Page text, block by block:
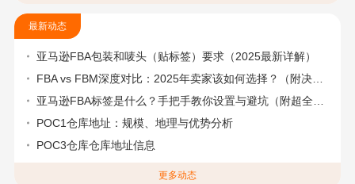
最新动态
亚马逊FBA包装和唛头（贴标签）要求（2025最新详解）
FBA vs FBM深度对比：2025年卖家该如何选择？（附决策流程图）
亚马逊FBA标签是什么？手把手教你设置与避坑（附超全指南）
POC1仓库地址：规模、地理与优势分析
POC3仓库仓库地址信息
更多动态